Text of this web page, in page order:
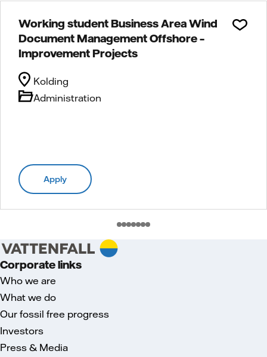
Working student Business Area Wind
Document Management Offshore –
Improvement Projects
Administration
Kolding
Apply
Corporate links
Who we are
What we do
Our fossil free progress
Investors
Press & Media